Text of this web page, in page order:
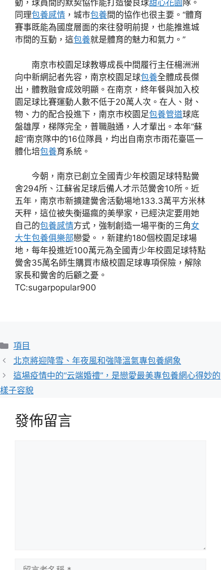
動，球員間的默契協作能打造優良球甜心花園 隊。
同理包養感情 ，城市包養間的協作也很主要。“體育
賽事既能為國度層面的來往發明前提，也能推進城
市間的互動，這包養就是體育的魅力和氣力。”
南京市校園足球教導成長中間履行主任楊洲洲
向中新網記者先容，南京校園足球包養全體成長傑
出，體教融會成效明顯。在南京，終年餐與加入校
園足球比賽運動人數不低于20萬人次。在人、財、
物、力的配合投進下，南京市校園足包養管道球底
盤雄厚，梯隊完全，普職融通，人才輩出。本年“蘇
超”南京隊中的16位隊員，均出自南京市雨花臺區一
體化培包養育系統。
今朝，南京已創立全國青少年校園足球特點黌
舍294所、江蘇省足球后備人才示范黌舍10所。近
五年，南京市新擴建黌舍活動場地133.3萬平方米林
天秤，這位被失衡逼瘋的美學家，已經決定要用她
自己的包養感情方式，強制創造一場平衡的三角女
大生包養俱樂部戀愛。，新建約180個校園足球場
地，每年投進近100萬元為全國青少年校園足球特點
黌舍35萬名師生購買市級校園足球專項保險，解除
家長和黌舍的后顧之憂。
TC:sugarpopular900
分
類
項目
北京將迎降雪、年夜風和強降溫氣專包養網象
這場疫情中的“云端婚禮”，是戀愛最美專包養網心得妙的
樣子容貌
發佈留言